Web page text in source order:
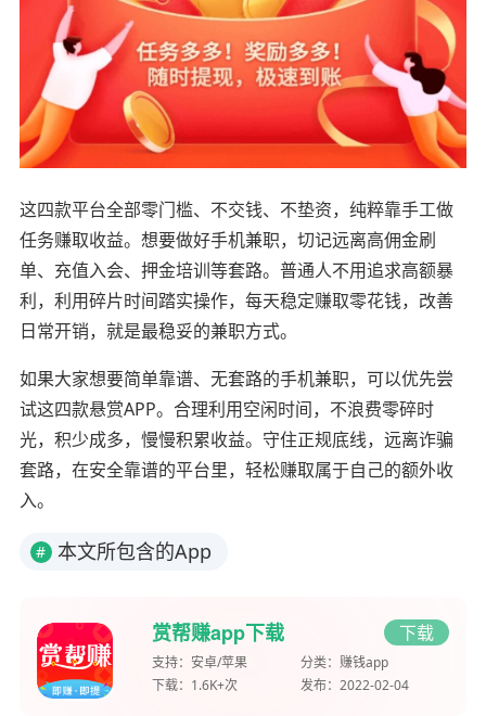
这四款平台全部零门槛、不交钱、不垫资，纯粹靠手工做
任务赚取收益。想要做好手机兼职，切记远离高佣金刷
单、充值入会、押金培训等套路。普通人不用追求高额暴
利，利用碎片时间踏实操作，每天稳定赚取零花钱，改善
日常开销，就是最稳妥的兼职方式。
如果大家想要简单靠谱、无套路的手机兼职，可以优先尝
试这四款悬赏APP。合理利用空闲时间，不浪费零碎时
光，积少成多，慢慢积累收益。守住正规底线，远离诈骗
套路，在安全靠谱的平台里，轻松赚取属于自己的额外收
入。
# 本文所包含的App
赏帮赚app下载 下载
支持： 安卓/苹果 分类： 赚钱app
下载： 1.6K+次 发布： 2022-02-04